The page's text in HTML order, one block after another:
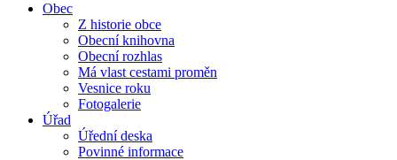
Obec
Z historie obce
Obecní knihovna
Obecní rozhlas
Má vlast cestami proměn
Vesnice roku
Fotogalerie
Úřad
Úřední deska
Povinné informace